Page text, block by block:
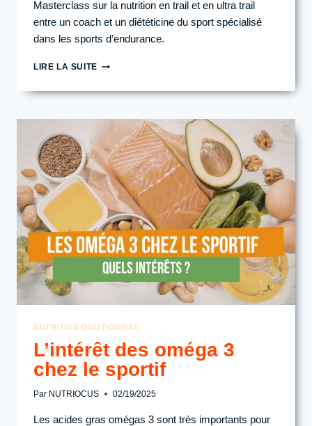
Masterclass sur la nutrition en trail et en ultra trail
entre un coach et un diététicine du sport spécialisé
dans les sports d’endurance.
LIRE LA SUITEPERFORMER
ULTRA
NUTRITION
NUTRITION QUOTIDIENNE
L’intérêt des oméga 3
chez le sportif
Par NUTRIOCUS 02/19/2025
Les acides gras omégas 3 sont très importants pour